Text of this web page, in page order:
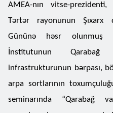
AMEA-nın vitse-
Tərtər rayonunun Şıxarx
Gününə həsr olunmuş
İnstitutunun Qarabağ
infrastrukturunun bərpası,
arpa sortlarının
seminarında “Qarabağ